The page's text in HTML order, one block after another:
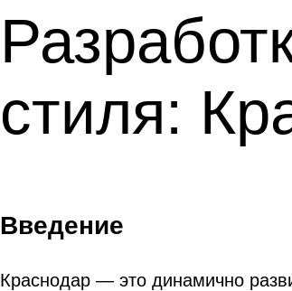
стиля:
Введение
Краснодар — это динамично